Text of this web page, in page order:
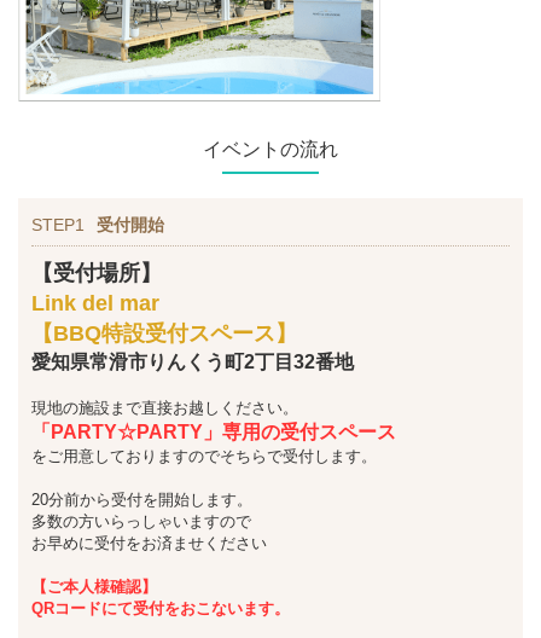
イベントの流れ
STEP1 受付開始
【受付場所】
Link del mar
【BBQ特設受付スペース】
愛知県常滑市りんくう町2丁目32番地
現地の施設まで直接お越しください。
「PARTY☆PARTY」専用の受付スペース
をご用意しておりますのでそちらで受付します。
20分前から受付を開始します。
多数の方いらっしゃいますので
お早めに受付をお済ませください
【ご本人様確認】
QRコードにて受付をおこないます。